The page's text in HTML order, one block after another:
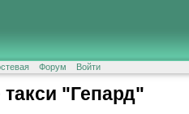
Форум Войти
"Гепард"